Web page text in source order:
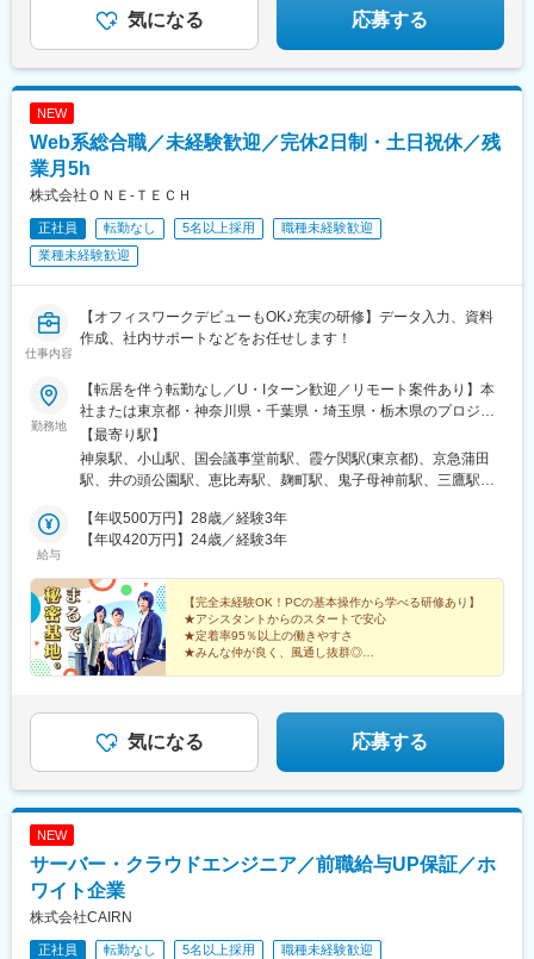
気になる 応募する
NEW
Web系総合職／未経験歓迎／完休2日制・土日祝休／残
業月5h
株式会社ＯＮＥ‐ＴＥＣＨ
正社員 転勤なし 5名以上採用
職種未経験歓迎
業種未経験歓迎
仕事内容
【オフィスワークデビューもOK♪充実の研修】データ入力、資料
作成、社内サポートなどをお任せします！
勤務地
【転居を伴う転勤なし／U・Iターン歓迎／リモート案件あり】本
社または東京都・神奈川県・千葉県・埼玉県・栃木県のプロジェ
クト先希望を最大限考慮し、プロジェクトへ配属いたします！
【本社】東京都渋谷区道玄坂1丁目19-9 第一暁ビル 2Fアクセ
ス：JR『渋谷駅』から徒歩8分※受動喫煙対策：屋内原則禁煙（喫
【最寄り駅】
神泉駅、小山駅、国会議事堂前駅、霞ケ関駅(東京都)、京急蒲田
駅、井の頭公園駅、恵比寿駅、麹町駅、鬼子母神前駅、三鷹駅、
洲駅、神田駅(東京都)、都庁前駅、赤坂駅(東京都)、千石駅、唐木
田駅、大崎駅、中野駅(東京都)、潮見駅、天王洲アイル駅、天王台
駅、東陽町駅、南砂町駅、日野駅(東京都)、飯田橋駅、高輪台駅、
武蔵引田駅、新丸子駅、大門駅(東京都)、千駄ケ谷駅、木場駅(東
京都)、護国寺駅、立川北駅、流通センター駅、千葉ニュータウン
中央駅、京成八幡駅、ＹＲＰ野比駅、愛甲石田駅、新高島駅、戸
塚駅、新川崎駅、京急川崎駅、仲町台駅、武蔵中原駅、さいたま
駅、越谷駅、渋谷駅、溜池山王駅、桜田門駅、蒲田駅、吉祥寺
駅、代官山駅、半蔵門駅、雑司が谷駅、四ツ谷駅、秋葉原駅、汐
駅、新宿西口駅、赤坂見附駅、五反田駅、東新宿駅、東池袋駅、
九段下駅、泉岳寺駅、御成門駅、国立競技場駅、立川南駅、鬼越
駅、横浜駅、馬車道駅、川越市駅
給与
【年収500万円】28歳／経験3年
【年収420万円】24歳／経験3年
【完全未経験OK！PCの基本操作から学べる研修あり】
★アシスタントからのスタートで安心
★定着率95％以上の働きやすさ
★みんな仲が良く、風通し抜群◎
気になる 応募する
NEW
サーバー・クラウドエンジニア／前職給与UP保証／ホ
ワイト企業
株式会社CAIRN
正社員 転勤なし 5名以上採用
職種未経験歓迎